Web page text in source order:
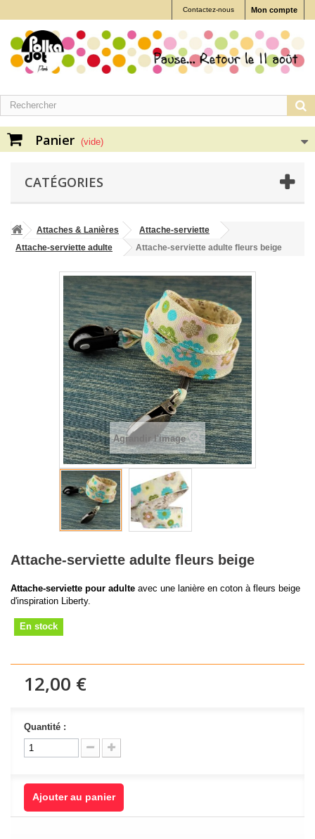
Mon compte
Contactez-nous
Panier (vide)
CATÉGORIES
Attaches & Lanières
Attache-serviette
Attache-serviette adulte
Attache-serviette adulte fleurs beige
Agrandir l'image
Attache-serviette adulte fleurs beige
Attache-serviette pour adulte avec une lanière en coton à fleurs beige
d'inspiration Liberty.
En stock
12,00 €
Quantité :
Ajouter au panier